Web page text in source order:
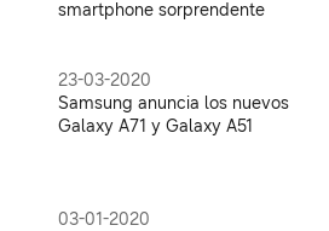
smartphone sorprendente
23-03-2020
Samsung anuncia los nuevos
Galaxy A71 y Galaxy A51
03-01-2020